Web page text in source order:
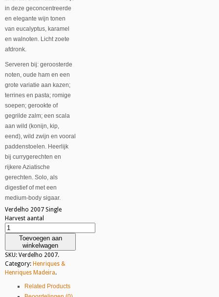
in deze geconcentreerde
en elegante wijn tonen
van eucalyptus, karamel
en walnoten. Licht zoete
afdronk.
Serveren bij: geroosterde
noten, oude ham en een
grote variatie aan kazen;
terrines en pasta; romige
soepen; gerookte of
gegrilde zalm; een scala
aan wild (konijn, kip,
eend), wild zwijn en vooral
paddenstoelen. Heerlijk
bij currygerechten en
rijkere Aziatische
gerechten. Solo, als
digestief of met een
medium-body sigaar.
Verdelho 2007 Single
Harvest aantal
Toevoegen aan
winkelwagen
SKU: Verdelho 2007.
Category: Henriques &
Henriques Madeira.
Related Products